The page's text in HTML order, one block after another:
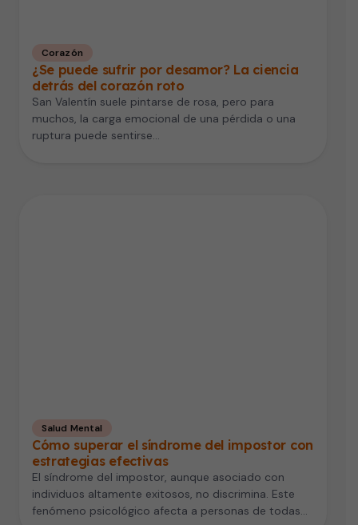
Corazón
¿Se puede sufrir por desamor? La ciencia
detrás del corazón roto
San Valentín suele pintarse de rosa, pero para
muchos, la carga emocional de una pérdida o una
ruptura puede sentirse…
Salud Mental
Cómo superar el síndrome del impostor con
estrategias efectivas
El síndrome del impostor, aunque asociado con
individuos altamente exitosos, no discrimina. Este
fenómeno psicológico afecta a personas de todas…